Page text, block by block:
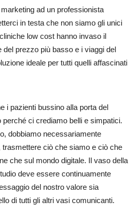
ad un professionista
in testa che non siamo gli unici
low cost hanno invaso il
del prezzo più basso e i viaggi del
ideale per tutti quelli affascinati
i pazienti bussino alla porta del
ci crediamo belli e simpatici.
dobbiamo necessariamente
ciò che siamo e ciò che
che sul mondo digitale. Il vaso della
deve essere continuamente
del nostro valore sia
di tutti gli altri vasi comunicanti.